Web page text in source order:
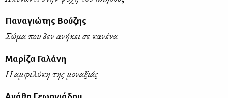
Παναγιώτης Βούζης
Σώμα που δεν ανήκει σε κανένα
Μαρίζα Γαλάνη
Η αμφιλύκη της μοναξιάς